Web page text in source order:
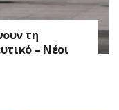
τη
– Νέοι